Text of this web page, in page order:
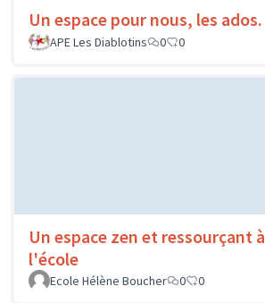
Un espace pour nous, les ados.
APE Les Diablotins
0 0
Un espace zen et ressourçant à
l'école
Ecole Hélène Boucher
0 0